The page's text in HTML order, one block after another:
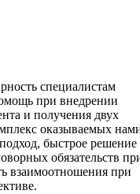
специалистам
при внедрении
и получения двух
оказываемых
быстрое решение
обязательств
взаимоотношения при